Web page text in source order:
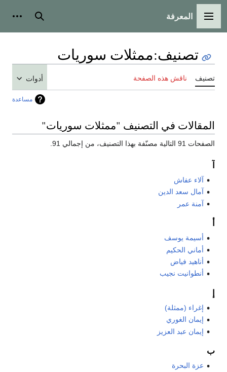
القائمة الرئيسية
المعرفة بحث
تصنيف:ممثلات سوريات
تصنيف ناقش هذه الصفحة أدوات
مساعدة
المقالات في التصنيف "ممثلات سوريات"
الصفحات 91 التالية مصنّفة بهذا التصنيف، من إجمالي 91.
آلاء عفاش
آمال سعد الدين
آمنة عمر
أسيمة يوسف
أماني الحكيم
أناهيد فياض
أنطوانيت نجيب
إغراء (ممثلة)
إيمان الغوري
إيمان عبد العزيز
ب
عزة البحرة